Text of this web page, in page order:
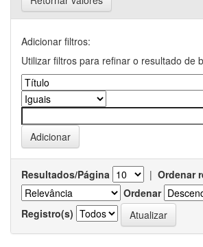
Adicionar filtros:
Utilizar filtros para refinar o resultado de
Resultados/Página | Ordenar
Ordenar
Registro(s)